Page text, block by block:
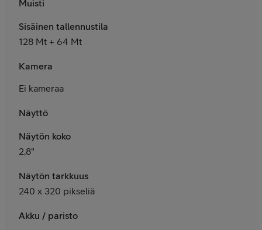
Muisti
Sisäinen tallennustila
128 Mt + 64 Mt
Kamera
Ei kameraa
Näyttö
Näytön koko
2,8"
Näytön tarkkuus
240 x 320 pikseliä
Akku / paristo